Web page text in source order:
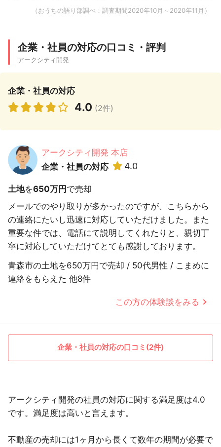
（おうちの語り部調べ：調査期間2020年10月～2020年11月）
企業・社員の対応の口コミ・評判
アークシティ開発
企業・社員の対応
4.0 (2件)
アークシティ開発 本店
企業・社員の対応
4.0
土地を650万円 で売却
メールでのやり取りが多かったのですが、こちらから
の連絡にたいし迅速に対応していただけました。また
重要な件では、電話にて説明してくれたりと、親切丁
寧に対応していただけてとても感謝しております。
青森市の土地を650万円で売却 / 50代男性 / こまめに
連絡をもらえた 他8件
この方の体験談をみる
企業・社員の対応の口コミ(2件)
アークシティ開発の社員の対応に関する満足度は4.0
です。満足度は高いと言えます。
不動産の売却には1ヶ月から長くて数年の期間が必要で